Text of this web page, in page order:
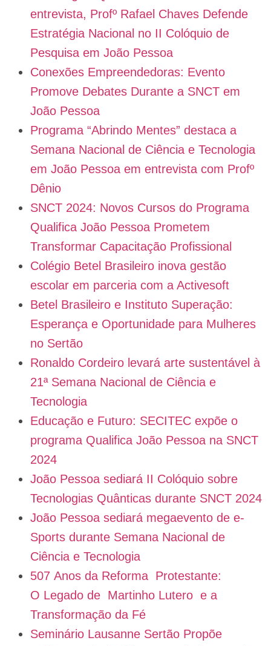
entrevista, Profº Rafael Chaves Defende
Estratégia Nacional no II Colóquio de
Pesquisa em João Pessoa
Conexões Empreendedoras: Evento
Promove Debates Durante a SNCT em
João Pessoa
Programa “Abrindo Mentes” destaca a
Semana Nacional de Ciência e Tecnologia
em João Pessoa em entrevista com Profº
Dênio
SNCT 2024: Novos Cursos do Programa
Qualifica João Pessoa Prometem
Transformar Capacitação Profissional
Colégio Betel Brasileiro inova gestão
escolar em parceria com a Activesoft
Betel Brasileiro e Instituto Superação:
Esperança e Oportunidade para Mulheres
no Sertão
Ronaldo Cordeiro levará arte sustentável à
21ª Semana Nacional de Ciência e
Tecnologia
Educação e Futuro: SECITEC expõe o
programa Qualifica João Pessoa na SNCT
2024
João Pessoa sediará II Colóquio sobre
Tecnologias Quânticas durante SNCT 2024
João Pessoa sediará megaevento de e-
Sports durante Semana Nacional de
Ciência e Tecnologia
507 Anos da Reforma Protestante:
O Legado de Martinho Lutero e a
Transformação da Fé
Seminário Lausanne Sertão Propõe